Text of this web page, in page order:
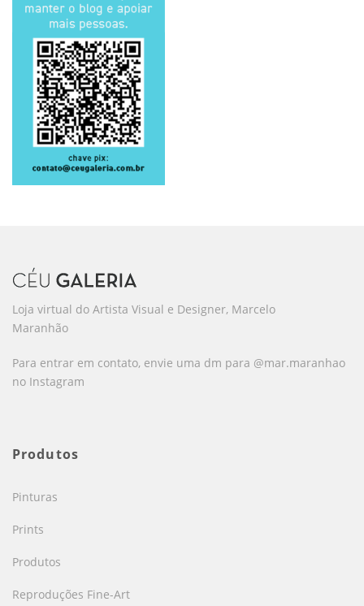
Loja virtual do Artista Visual e Designer, Marcelo
Maranhão
Para entrar em contato, envie uma dm para @mar.maranhao
no Instagram
Produtos
Pinturas
Prints
Produtos
Reproduções Fine-Art